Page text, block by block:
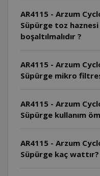
AR4115 - Arzum
Süpürge toz haznesi
boşaltılmalıdır ?
AR4115 - Arzum
Süpürge mikro
AR4115 - Arzum
Süpürge kullanım
AR4115 - Arzum
Süpürge kaç wattır?